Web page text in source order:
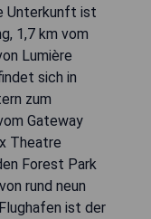
Unterkunft ist
1,7 km vom
Lumière
sich in
zum
Gateway
Theatre
Forest Park
rund neun
ist der